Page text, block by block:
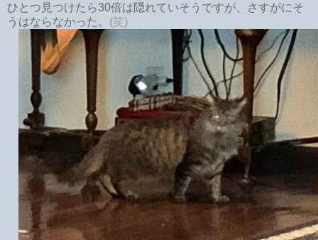
ひとつ見つけたら30倍は隠れていそうですが、さすがにそ
うはならなかった。 (笑)